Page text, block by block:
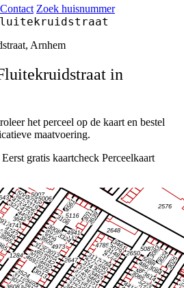
Contact Zoek huisnummer
Arnhem
in
het perceel op de kaart en bestel
maatvoering.
Eerst gratis kaartcheck Perceelkaart